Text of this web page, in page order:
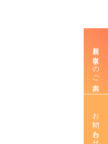
新規お取引きのご案内
お問い合わせ